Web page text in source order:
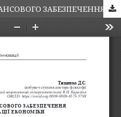
ФОРМУВАННЯ СТРАТЕГІЇ ФІНАНСОВОГО ЗАБЕЗПЕЧЕННЯ ЦИФРОВОЇ ТРАНСФОРМАЦІЇ ЕКОНОМІКИ